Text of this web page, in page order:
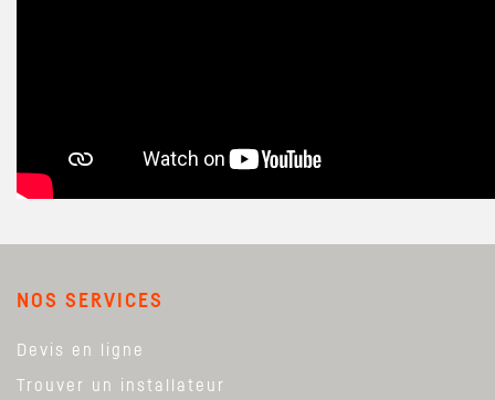
NOS SERVICES
Devis en ligne
Trouver un installateur